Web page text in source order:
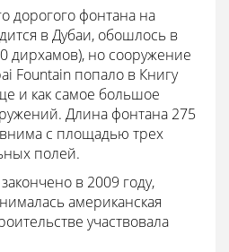
дорогого фонтана на
в Дубаи, обошлось в
дирхамов), но сооружение
Fountain попало в Книгу
и как самое большое
Длина фонтана 275
с площадью трех
полей.
в 2009 году,
американская
участвовала